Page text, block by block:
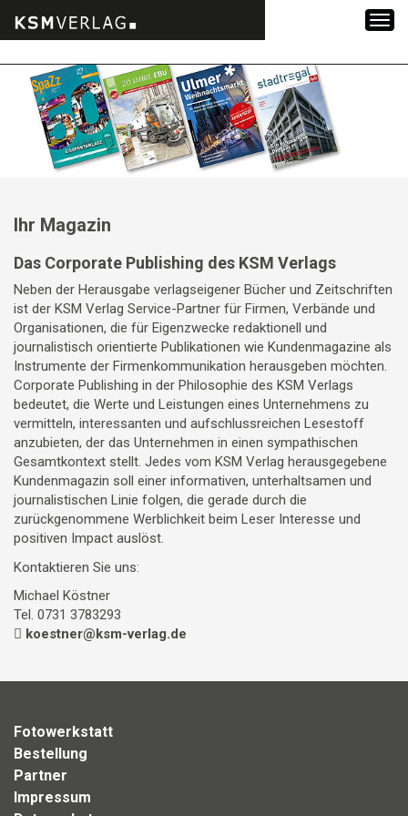
Inhalt
springen
Ihr Magazin
Das Corporate Publishing des KSM Verlags
Neben der Herausgabe verlagseigener Bücher und Zeitschriften
ist der KSM Verlag Service-Partner für Firmen, Verbände und
Organisationen, die für Eigenzwecke redaktionell und
journalistisch orientierte Publikationen wie Kundenmagazine als
Instrumente der Firmenkommunikation herausgeben möchten.
Corporate Publishing in der Philosophie des KSM Verlags
bedeutet, die Werte und Leistungen eines Unternehmens zu
vermitteln, interessanten und aufschlussreichen Lesestoff
anzubieten, der das Unternehmen in einen sympathischen
Gesamtkontext stellt. Jedes vom KSM Verlag herausgegebene
Kundenmagazin soll einer informativen, unterhaltsamen und
journalistischen Linie folgen, die gerade durch die
zurückgenommene Werblichkeit beim Leser Interesse und
positiven Impact auslöst.
Kontaktieren Sie uns:
Michael Köstner
Tel. 0731 3783293
koestner@ksm-verlag.de
Fotowerkstatt
Bestellung
Partner
Impressum